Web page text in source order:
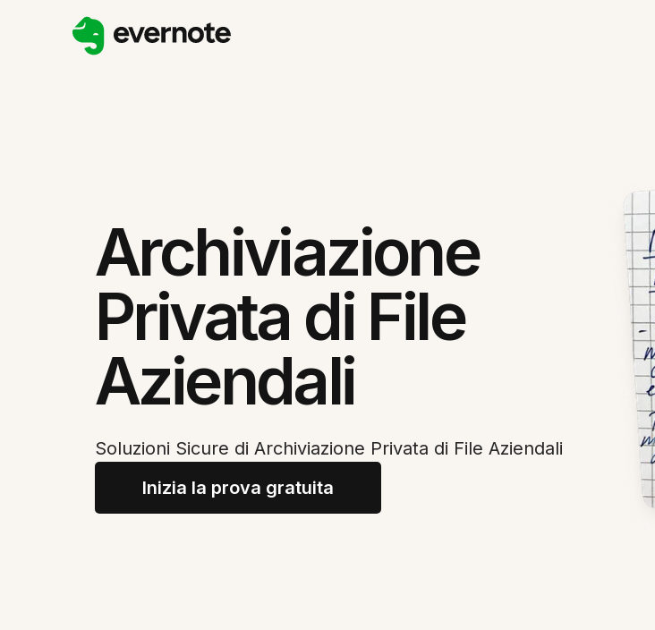
Archiviazione
Privata di File
Aziendali
Soluzioni Sicure di Archiviazione Privata di File Aziendali
Inizia la prova gratuita